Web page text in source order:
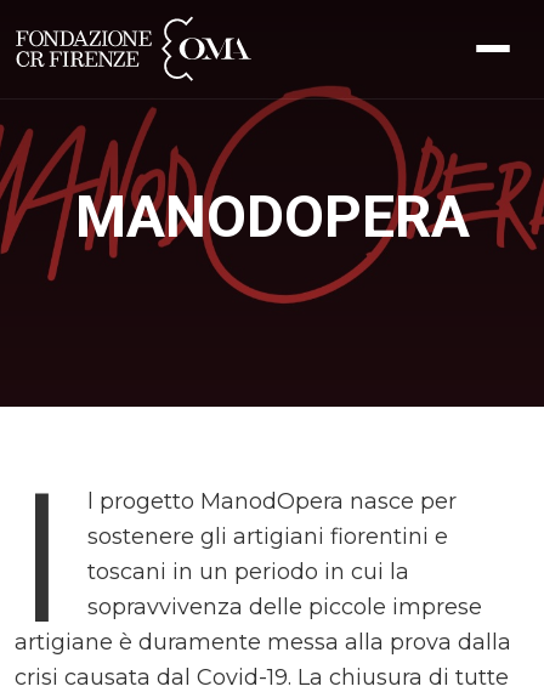
MANODOPERA
I
l progetto ManodOpera nasce per
sostenere gli artigiani fiorentini e
toscani in un periodo in cui la
sopravvivenza delle piccole imprese
artigiane è duramente messa alla prova dalla
crisi causata dal Covid-19. La chiusura di tutte